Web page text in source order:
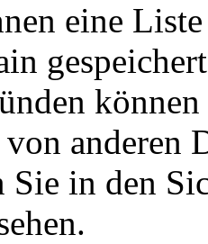
eine
anderen
Sie in den